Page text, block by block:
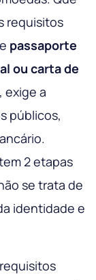
requisitos
passaporte
ou carta de
exige a
públicos,
2 etapas
se trata de
identidade e